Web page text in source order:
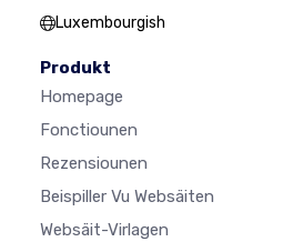
Luxembourgish
Produkt
Homepage
Fonctiounen
Rezensiounen
Beispiller Vu Websäiten
Websäit-Virlagen